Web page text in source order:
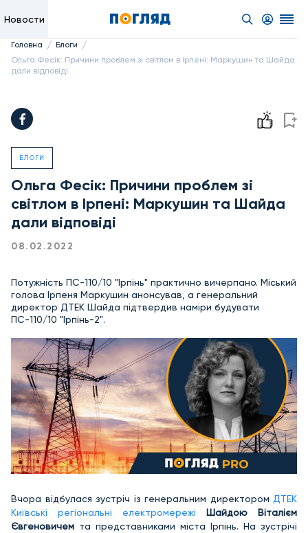
Новости
Головна / Блоги /
Ольга Фесік: Причини проблем зі світлом в Ірпені: Маркушин та Шайда
дали відповіді
БЛОГИ
Ольга Фесік: Причини проблем зі
світлом в Ірпені: Маркушин та Шайда
дали відповіді
08.02.2022
Потужність ПС-110/10 "Ірпінь" практично вичерпано. Міський
голова Ірпеня Маркушин анонсував, а генеральний
директор ДТЕК Шайда підтвердив наміри будувати
ПС-110/10 "Ірпінь-2".
Вчора відбулася зустріч із генеральним директором ДТЕК
Київські регіональні електромережі
Шайдою Віталієм
Євгеновичем та представниками міста Ірпінь. На зустрічі